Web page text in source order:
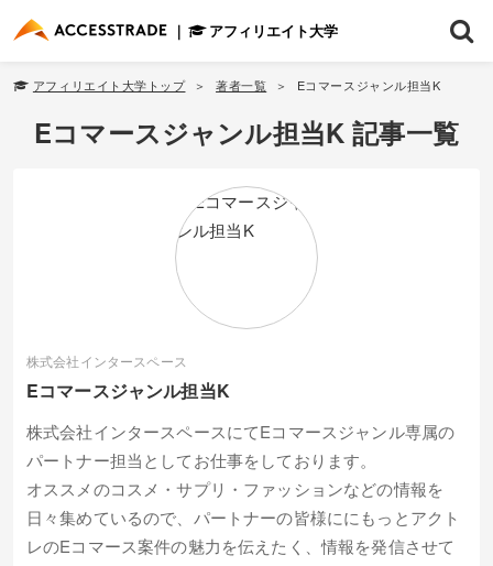
アフィリエイト大学
アフィリエイト大学トップ 著者一覧 Eコマースジャンル担当K
Eコマースジャンル担当K 記事一覧
株式会社インタースペース
Eコマースジャンル担当K
株式会社インタースペースにてEコマースジャンル専属の
パートナー担当としてお仕事をしております。
オススメのコスメ・サプリ・ファッションなどの情報を
日々集めているので、パートナーの皆様ににもっとアクト
レのEコマース案件の魅力を伝えたく、情報を発信させて